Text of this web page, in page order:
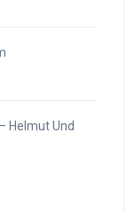
Helmut Und